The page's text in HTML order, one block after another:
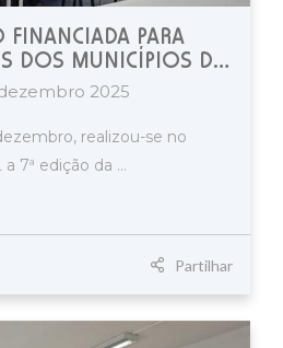
FINANCIADA PARA
DOS MUNICÍPIOS DO
ALENTEJO
2025
realizou-se no
auditório da CIMBAL a 7ª edição da ...
Partilhar